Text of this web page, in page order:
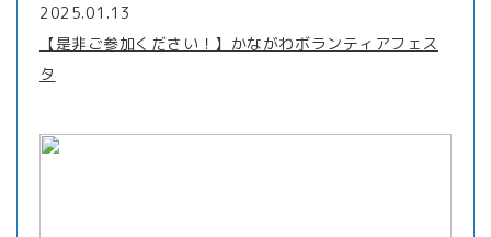
2025.01.13
【是非ご参加ください！】かながわボランティアフェス
タ